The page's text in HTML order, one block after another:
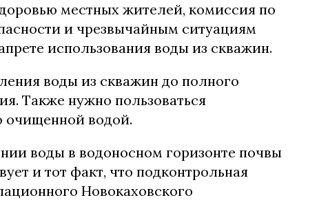
местных жителей, комиссия по
и чрезвычайным ситуациям
использования воды из скважин.
воды из скважин до полного
Также нужно пользоваться
очищенной водой.
воды в водоносном горизонте почвы
и тот факт, что подконтрольная
Новокаховского